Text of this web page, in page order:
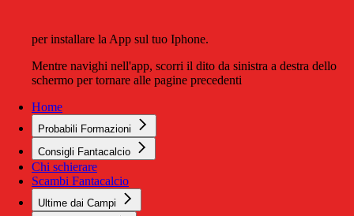
per installare la App sul tuo Iphone.
Mentre navighi nell'app, scorri il dito da sinistra a destra dello
schermo per tornare alle pagine precedenti
Home
Probabili Formazioni
Consigli Fantacalcio
Chi schierare
Scambi Fantacalcio
Ultime dai Campi